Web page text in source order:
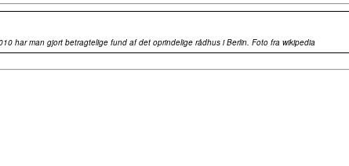
har man gjort betragtelige fund af det oprindelige rådhus i Berlin. Foto fra wikipedia